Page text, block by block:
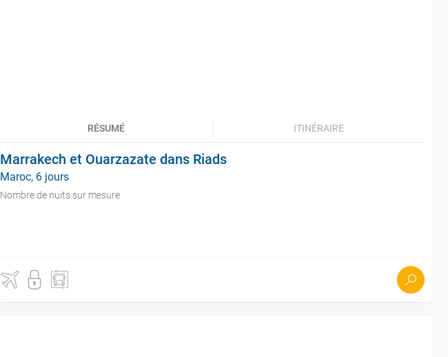
RÉSUMÉ ITINÉRAIRE
Marrakech et Ouarzazate dans Riads
Maroc, 6 jours
Nombre de nuits sur mesure